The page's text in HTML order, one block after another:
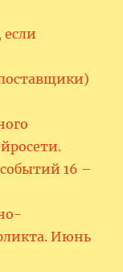
если
16 –
Июнь